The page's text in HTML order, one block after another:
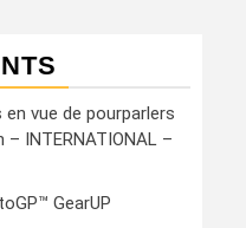
vue de pourparlers
INTERNATIONAL –
GearUP